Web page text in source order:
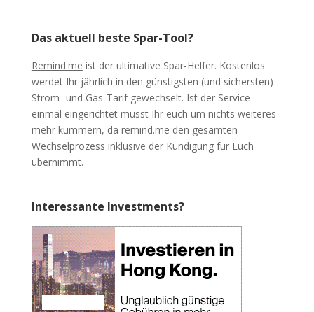
Das aktuell beste Spar-Tool?
Remind.me ist der ultimative Spar-Helfer. Kostenlos
werdet Ihr jährlich in den günstigsten (und sichersten)
Strom- und Gas-Tarif gewechselt. Ist der Service
einmal eingerichtet müsst Ihr euch um nichts weiteres
mehr kümmern, da remind.me den gesamten
Wechselprozess inklusive der Kündigung für Euch
übernimmt.
Interessante Investments?